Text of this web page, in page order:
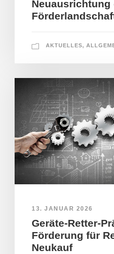
Neuausrichtung
AKTUELLES,
13. JANUAR 2026
Geräte-Retter-
Förderung für
Neukauf